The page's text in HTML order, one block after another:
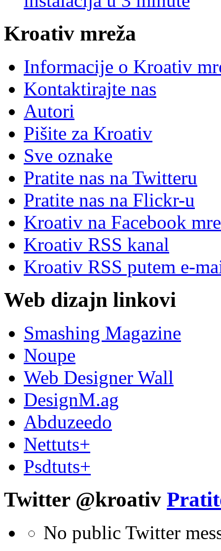
Kroativ mreža
Informacije o Kroativ
Kontaktirajte nas
Autori
Pišite za Kroativ
Sve oznake
Pratite nas na Twitteru
Pratite nas na Flickr-u
Kroativ na Facebook
Kroativ RSS kanal
Kroativ RSS putem e-
Web dizajn linkovi
Smashing Magazine
Noupe
Web Designer Wall
DesignM.ag
Abduzeedo
Nettuts+
Psdtuts+
Twitter @kroativ
No public Twitter